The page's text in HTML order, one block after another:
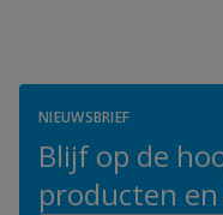
NIEUWSBRIEF
Blijf op de
producten